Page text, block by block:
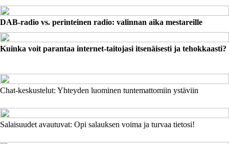
DAB-radio vs. perinteinen radio: valinnan aika mestareille
Kuinka voit parantaa internet-taitojasi itsenäisesti ja tehokkaasti?
Chat-keskustelut: Yhteyden luominen tuntemattomiin ystäviin
Salaisuudet avautuvat: Opi salauksen voima ja turvaa tietosi!